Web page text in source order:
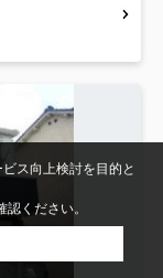
ス向上検討を目的と
認ください。